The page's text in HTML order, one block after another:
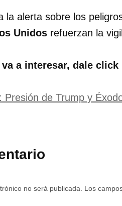
la alerta sobre los
Unidos refuerzan la
a interesar, dale click
Presión de Trump y
no será publicada. Los